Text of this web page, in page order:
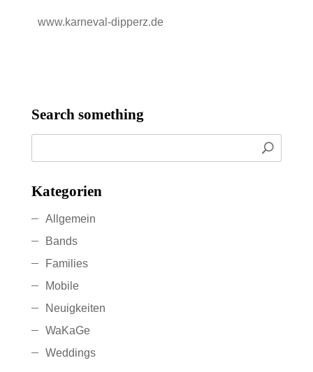
www.karneval-dipperz.de
Search something
Kategorien
Allgemein
Bands
Families
Mobile
Neuigkeiten
WaKaGe
Weddings